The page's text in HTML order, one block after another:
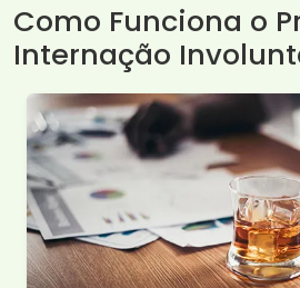
Como Funciona o
Internação